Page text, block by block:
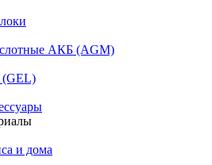
АКБ (AGM)
и дома